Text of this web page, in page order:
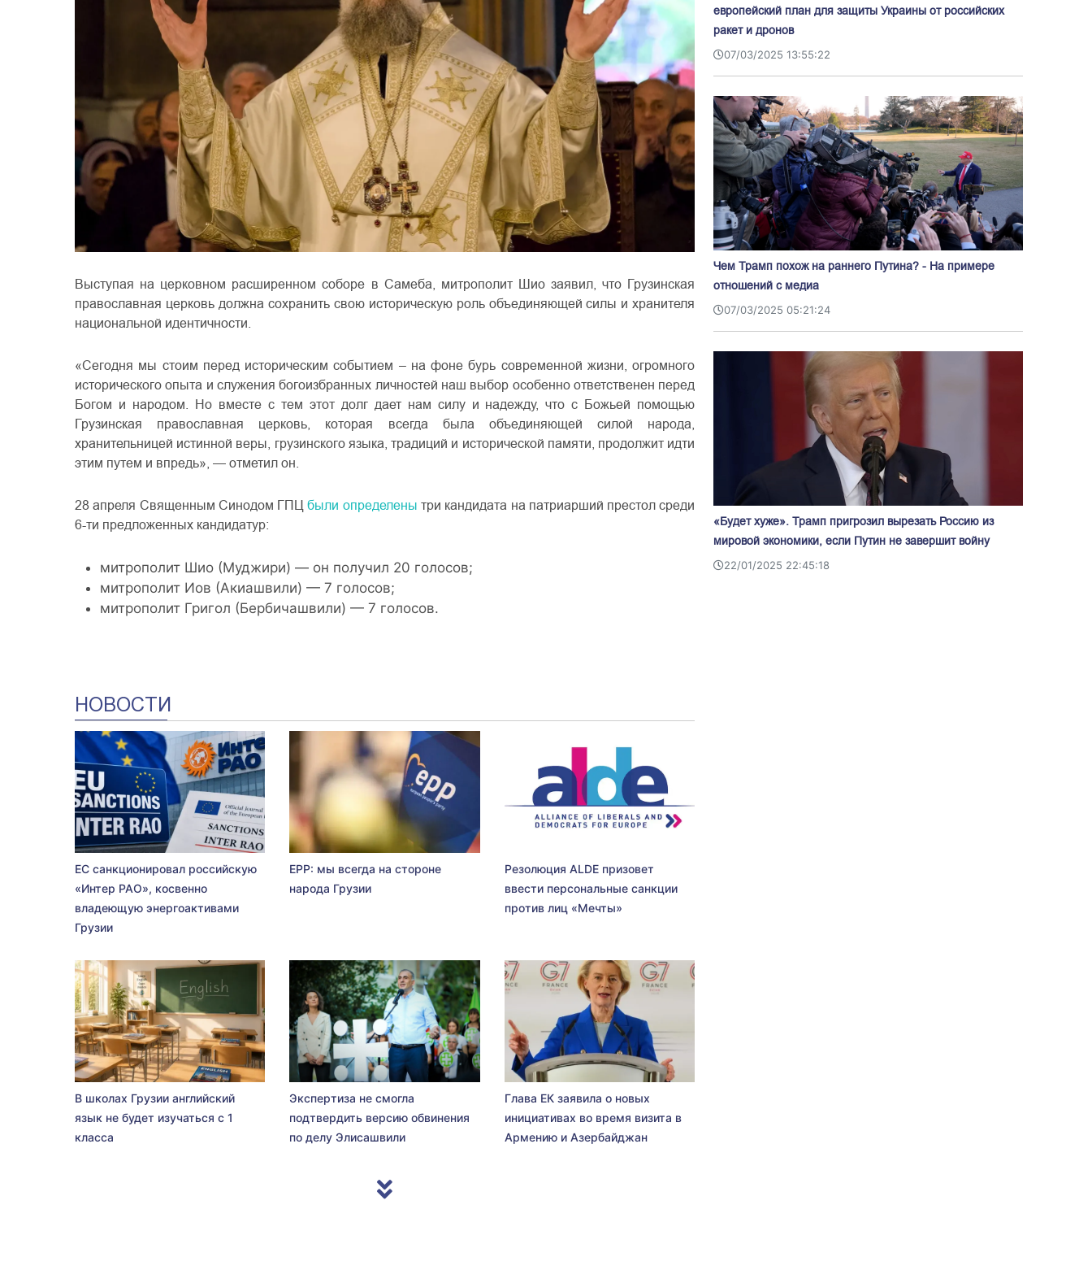
Выступая на церковном расширенном соборе в Самеба, митрополит Шио заявил, что Грузинская
православная церковь должна сохранить свою историческую роль объединяющей силы и хранителя
национальной идентичности.
«Сегодня мы стоим перед историческим событием – на фоне бурь современной жизни, огромного
исторического опыта и служения богоизбранных личностей наш выбор особенно ответственен перед
Богом и народом. Но вместе с тем этот долг дает нам силу и надежду, что с Божьей помощью
Грузинская православная церковь, которая всегда была объединяющей силой народа,
хранительницей истинной веры, грузинского языка, традиций и исторической памяти, продолжит идти
этим путем и впредь», — отметил он.
28 апреля Священным Синодом ГПЦбыли определены три кандидата на патриарший престол среди
6-ти предложенных кандидатур:
митрополит Шио (Муджири) — он получил 20 голосов;
митрополит Иов (Акиашвили) — 7 голосов;
митрополит Григол (Бербичашвили) — 7 голосов.
НОВОСТИ
ЕС санкционировал российскую
«Интер РАО», косвенно
владеющую энергоактивами
Грузии
EPP: мы всегда на стороне
народа Грузии
Резолюция ALDE призовет
ввести персональные санкции
против лиц «Мечты»
В школах Грузии английский
язык не будет изучаться с 1
класса
Экспертиза не смогла
подтвердить версию обвинения
по делу Элисашвили
Глава ЕК заявила о новых
инициативах во время визита в
Армению и Азербайджан
европейский план для защиты Украины от российских
ракет и дронов
07/03/2025 13:55:22
Чем Трамп похож на раннего Путина? - На примере
отношений с медиа
07/03/2025 05:21:24
«Будет хуже». Трамп пригрозил вырезать Россию из
мировой экономики, если Путин не завершит войну
22/01/2025 22:45:18